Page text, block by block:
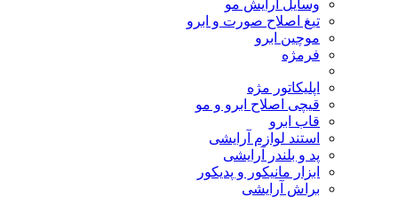
وسایل آرایش مو
تیغ اصلاح صورت و ابرو
موچین ابرو
فرمژه
اپلیکاتور مژه
قیچی اصلاح ابرو و مو
قاب ابرو
استند لوازم آرایشی
پد و بلندر آرایشی
ابزار مانیکور و پدیکور
براش آرایشی